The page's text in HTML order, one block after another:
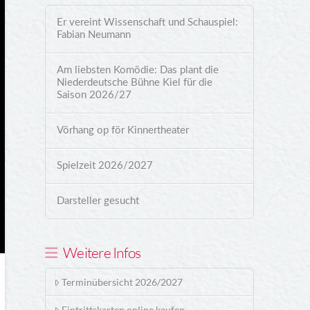
Er vereint Wissenschaft und Schauspiel:
Fabian Neumann
Am liebsten Komödie: Das plant die
Niederdeutsche Bühne Kiel für die
Saison 2026/27
Vörhang op för Kinnertheater
Spielzeit 2026/2027
Darsteller gesucht
Weitere Infos
Terminübersicht 2026/2027